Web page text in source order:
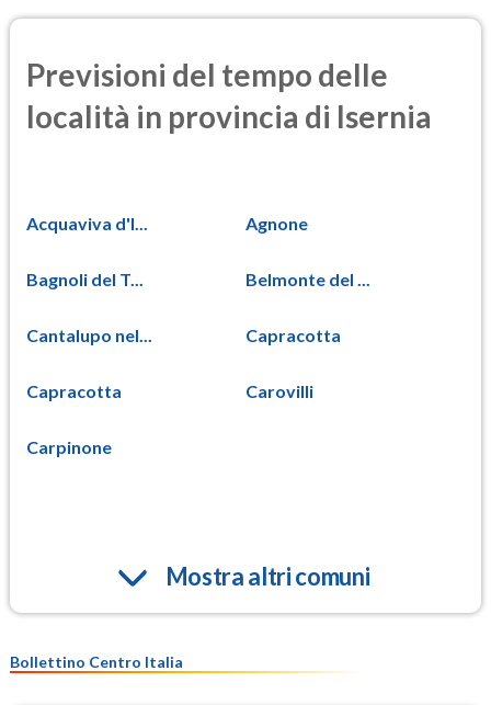
Previsioni del tempo delle
località in provincia di Isernia
Acquaviva d'I... Agnone
Bagnoli del T... Belmonte del ...
Cantalupo nel... Capracotta
Capracotta Carovilli
Carpinone
Mostra altri comuni
Bollettino Centro Italia